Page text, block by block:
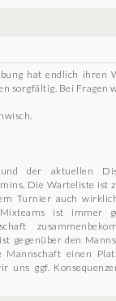
hat endlich ihren
sorgfältig. Bei Fragen
der aktuellen
Die Warteliste ist
Turnier auch
ist immer
gegenüber den
Mannschaft einen
uns ggf.